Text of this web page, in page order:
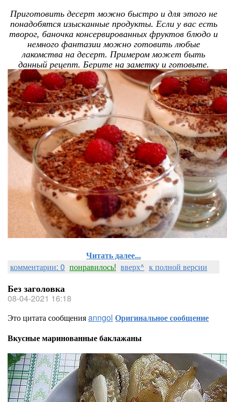
Приготовить десерт можно быстро и для этого не
понадобятся изысканные продукты. Если у вас есть
творог, баночка консервированных фруктов блюдо и
немного фантазии можно готовить любые
лакомства на десерт. Примером может быть
данный рецепт. Берите на заметку и готовьте.
Читать далее...
комментарии: 0 понравилось! вверх^ к полной версии
Без заголовка
08-04-2021 16:18
Это цитата сообщенияanngol Оригинальное сообщение
Вкусные маринованные баклажаны